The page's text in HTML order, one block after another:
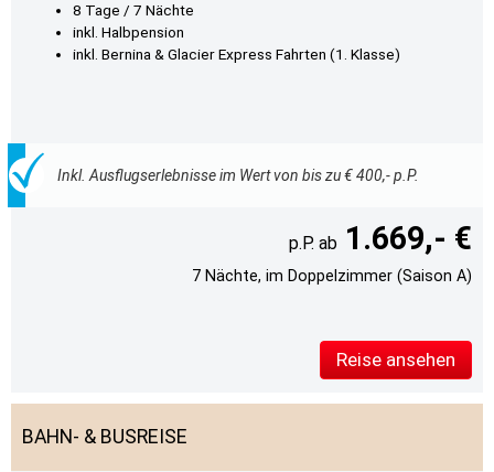
8 Tage / 7 Nächte
inkl. Halbpension
inkl. Bernina & Glacier Express Fahrten (1. Klasse)
Inkl. Ausflugserlebnisse im Wert von bis zu € 400,- p.P.
1.669,- €
7 Nächte, im Doppelzimmer (Saison A)
Reise ansehen
BAHN- & BUSREISE